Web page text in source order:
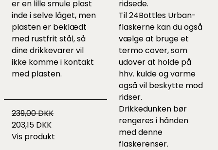
er en lille smule plast
inde i selve låget, men
plasten er beklædt
med rustfrit stål, så
dine drikkevarer vil
ikke komme i kontakt
med plasten.
239,00 DKK
203,15 DKK
Vis produkt
ridsede.
Til 24Bottles Urban-
flaskerne kan du også
vælge at bruge et
termo cover, som
udover at holde på
hhv. kulde og varme
også vil beskytte mod
ridser.
Drikkedunken bør
rengøres i hånden
meddenne
flaskerenser.